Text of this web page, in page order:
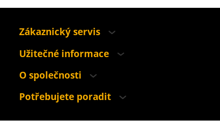
Zákaznický servis
Užitečné informace
O společnosti
Potřebujete poradit